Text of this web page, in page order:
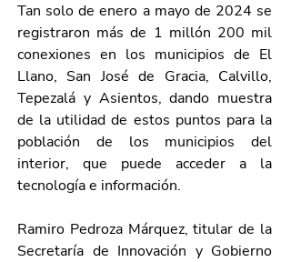
Tan solo de enero a mayo de 2024 se
registraron más de 1 millón 200 mil
conexiones en los municipios de El
Llano, San José de Gracia, Calvillo,
Tepezalá y Asientos, dando muestra
de la utilidad de estos puntos para la
población de los municipios del
interior, que puede acceder a la
tecnología e información.
Ramiro Pedroza Márquez, titular de la
Secretaría de Innovación y Gobierno